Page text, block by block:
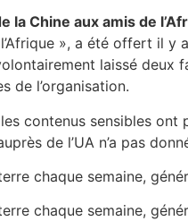
la Chine aux amis de
», a été offert il
laissé
de l’organisation.
contenus sensibles
de l’UA n’a pas
chaque semaine,
chaque semaine,